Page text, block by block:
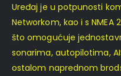
Uređaj je u potpunosti
Networkom, kao i s NMEA
što omogućuje
sonarima, autopilotima,
ostalom naprednom